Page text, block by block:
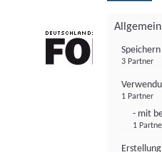
3 Partner
1 Partner
- mit
1
FONDS professionell